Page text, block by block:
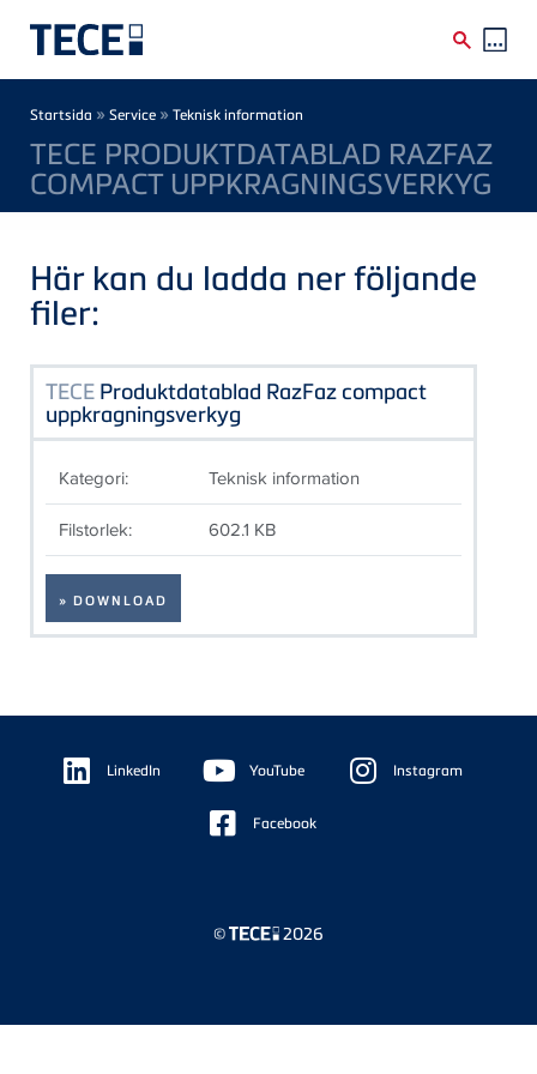
Breadcrumb
Startsida » Service » Teknisk information
TECE PRODUKTDATABLAD RAZFAZ
COMPACT UPPKRAGNINGSVERKYG
Här kan du ladda ner följande
filer:
TECE Produktdatablad RazFaz compact
uppkragningsverkyg
Kategori: Teknisk information
Filstorlek: 602.1 KB
» DOWNLOAD
Floating
Sidebar LinkedIn YouTube Instagram
Facebook
© 2026